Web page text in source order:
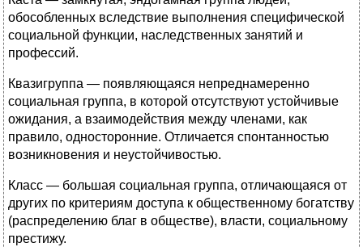
обособленных вследствие выполнения специфической
социальной функции, наследственных занятий и
профессий.
Квазигруппа — появляющаяся непреднамеренно
социальная группа, в которой отсутствуют устойчивые
ожидания, а взаимодействия между членами, как
правило, односторонние. Отличается спонтанностью
возникновения и неустойчивостью.
Класс — большая социальная группа, отличающаяся от
других по критериям доступа к общественному богатству
(распределению благ в обществе), власти, социальному
престижу.